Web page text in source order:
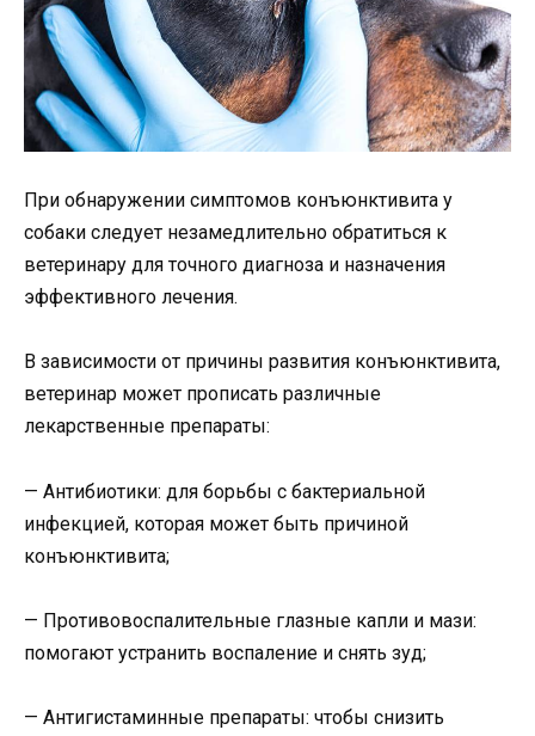
При обнаружении симптомов конъюнктивита у
собаки следует незамедлительно обратиться к
ветеринару для точного диагноза и назначения
эффективного лечения.
В зависимости от причины развития конъюнктивита,
ветеринар может прописать различные
лекарственные препараты:
— Антибиотики: для борьбы с бактериальной
инфекцией, которая может быть причиной
конъюнктивита;
— Противовоспалительные глазные капли и мази:
помогают устранить воспаление и снять зуд;
— Антигистаминные препараты: чтобы снизить